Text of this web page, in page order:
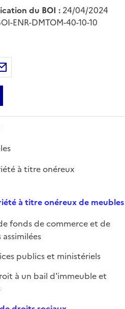
du BOI : 24/04/2024
ENR-DMTOM-40-10-10
au format pdf
Twittersur LinkedIn
à titre onéreux
à titre onéreux de meubles
fonds de commerce et de
publics et ministériels
à un bail d'immeuble et